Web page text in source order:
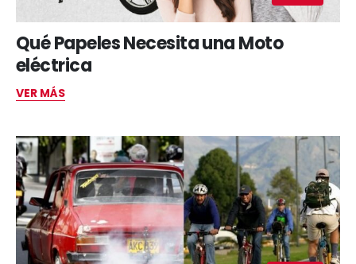
Qué Papeles Necesita una Moto
eléctrica
VER MÁS